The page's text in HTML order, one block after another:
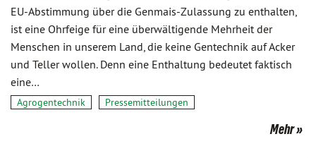
EU-Abstimmung über die Genmais-Zulassung zu enthalten,
ist eine Ohrfeige für eine überwältigende Mehrheit der
Menschen in unserem Land, die keine Gentechnik auf Acker
und Teller wollen. Denn eine Enthaltung bedeutet faktisch
eine…
Agrogentechnik Pressemitteilungen
Mehr